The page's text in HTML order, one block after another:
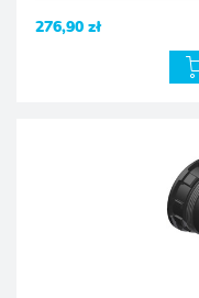
276,90 zł